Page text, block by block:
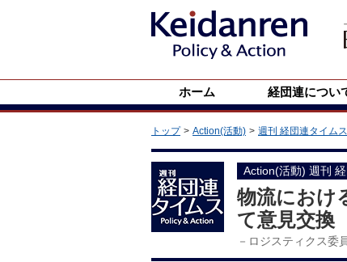
ホーム 経団連につい
トップ Action(活動) 週刊 経団連タイムス
Action(活動) 週刊
物流におけ
て意見交換
－ロジスティクス委